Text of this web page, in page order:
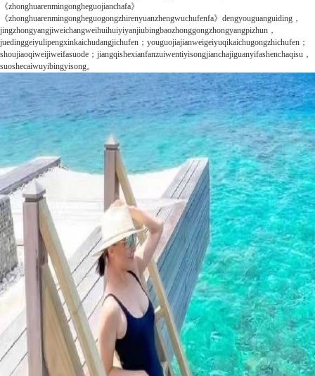
《zhonghuarenmingongheguojianchafa》
《zhonghuarenmingongheguogongzhirenyuanzhengwuchufenfa》dengyouguanguiding，
jingzhongyangjiweichangweihuihuiyiyanjiubingbaozhonggongzhongyangpizhun，
juedinggeiyulipengxinkaichudangjichufen；youguojiajianweigeiyuqikaichugongzhichufen；
shoujiaoqiweijiweifasuode；jiangqishexianfanzuiwentiyisongjianchajiguanyifashenchaqisu，
suoshecaiwuyibingyisong。